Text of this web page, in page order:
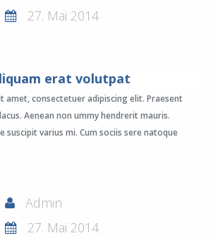
27. Mai 2014
erat volutpat
amet, consectetuer adipiscing elit. Praesent
Aenean non ummy hendrerit mauris.
suscipit varius mi. Cum sociis sere natoque
Admin
27. Mai 2014